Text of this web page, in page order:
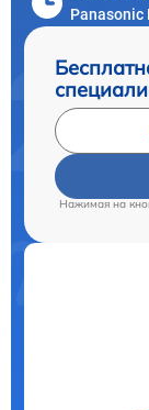
Panasonic
Нажимая на